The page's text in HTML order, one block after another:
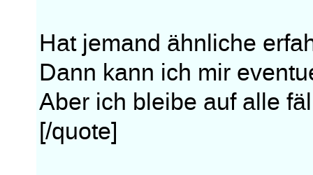
Hat jemand ähnliche
Dann kann ich mir
Aber ich bleibe auf alle
[/quote]